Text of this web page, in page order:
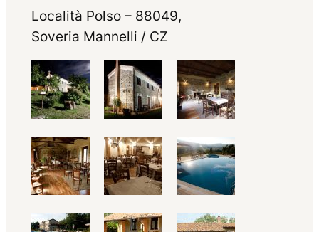
Località Polso – 88049,
Soveria Mannelli / CZ